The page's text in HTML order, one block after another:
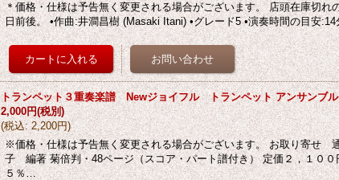
＊価格・仕様は予告無く変更される場合がございます。 店頭在庫切れ
日前後。 •作曲:井澗昌樹 (Masaki Itani) •グレード5 •演奏時間の目安
トランペット３重奏楽譜 Newジョイフル トランペット アンサンブ
2,000円(税別)
(税込: 2,200円)
※価格・仕様は予告無く変更される場合がございます。 お取り寄せ
子 編著 菊倍判・48ページ（スコア・パート譜付き） 定価２，１００
５％…